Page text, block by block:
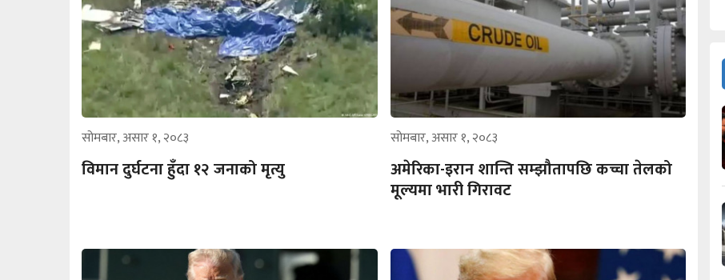
सोमबार, असार १, २०८३
विमान दुर्घटना हुँदा १२ जनाको मृत्यु
सोमबार, असार १, २०८३
अमेरिका-इरान शान्ति सम्झौतापछि कच्चा तेलको
मूल्यमा भारी गिरावट